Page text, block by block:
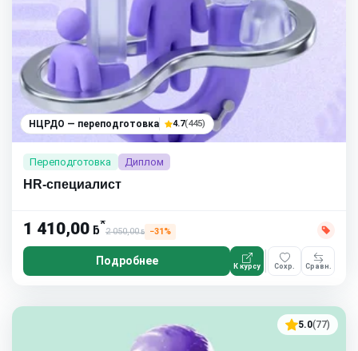
НЦРДО — переподготовка 4.7(445)
Переподготовка Диплом
HR-специалист
1 410,00 ƃ*
2 050,00ƃ −31%
Подробнее К курсу Сохр. Сравн.
5.0(77)